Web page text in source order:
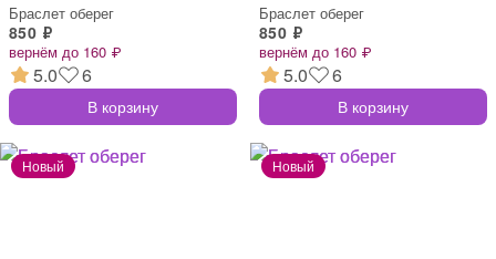
Браслет оберег
850 ₽
вернём до 160 ₽
5.0 6
В корзину
Браслет оберег
850 ₽
вернём до 160 ₽
5.0 6
В корзину